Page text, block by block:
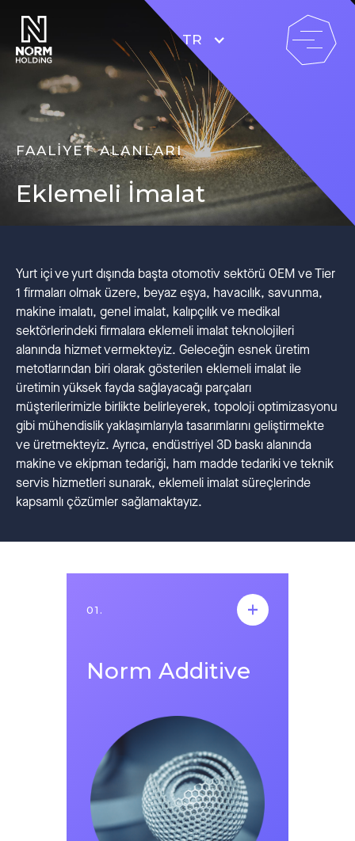
TR
FAALİYET ALANLARI
Eklemeli İmalat
Yurt içi ve yurt dışında başta otomotiv sektörü OEM ve Tier
1 firmaları olmak üzere, beyaz eşya, havacılık, savunma,
makine imalatı, genel imalat, kalıpçılık ve medikal
sektörlerindeki firmalara eklemeli imalat teknolojileri
alanında hizmet vermekteyiz. Geleceğin esnek üretim
metotlarından biri olarak gösterilen eklemeli imalat ile
üretimin yüksek fayda sağlayacağı parçaları
müşterilerimizle birlikte belirleyerek, topoloji optimizasyonu
gibi mühendislik yaklaşımlarıyla tasarımlarını geliştirmekte
ve üretmekteyiz. Ayrıca, endüstriyel 3D baskı alanında
makine ve ekipman tedariği, ham madde tedariki ve teknik
servis hizmetleri sunarak, eklemeli imalat süreçlerinde
kapsamlı çözümler sağlamaktayız.
01.
Norm Additive
01.
Norm Additive
olan veya üretilmesi mümkün olmayan
parçaların tasarımsal düzenlemelerle
eklemeli imalat yöntemi sayesinde
üretilmesini amaçlamaktadır. Verimi
arttırmak, hammadde kullanımını azaltmak,
düşük adetli özel parçaların maliyet avantajlı
olarak üretimini sağlamak, üretim ve tedarik
sürelerini kısaltmak, geleneksel teknolojilerle
üretilmesi mümkün olmayan geometrik